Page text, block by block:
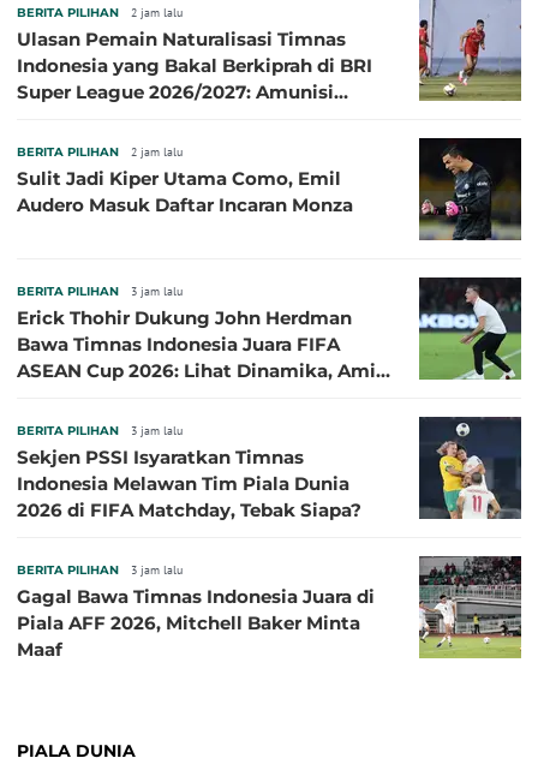
BERITA PILIHAN 2 jam lalu
Ulasan Pemain Naturalisasi Timnas
Indonesia yang Bakal Berkiprah di BRI
Super League 2026/2027: Amunisi
BERITA PILIHAN 2 jam lalu
Sulit Jadi Kiper Utama Como, Emil
Audero Masuk Daftar Incaran Monza
BERITA PILIHAN 3 jam lalu
Erick Thohir Dukung John Herdman
Bawa Timnas Indonesia Juara FIFA
ASEAN Cup 2026: Lihat Dinamika, Amit-
BERITA PILIHAN 3 jam lalu
Sekjen PSSI Isyaratkan Timnas
Indonesia Melawan Tim Piala Dunia
2026 di FIFA Matchday, Tebak Siapa?
BERITA PILIHAN 3 jam lalu
Gagal Bawa Timnas Indonesia Juara di
Piala AFF 2026, Mitchell Baker Minta
Maaf
PIALA DUNIA